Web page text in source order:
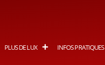
PLUS DE LUX INFOS PRATIQUES